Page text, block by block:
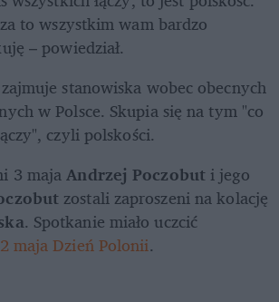
to wszystkim wam bardzo
– powiedział.
stanowiska wobec obecnych
w Polsce. Skupia się na tym "co
czyli polskości.
3 maja Andrzej Poczobut i jego
zostali zaproszeni na kolację
. Spotkanie miało uczcić
2 maja Dzień Polonii.